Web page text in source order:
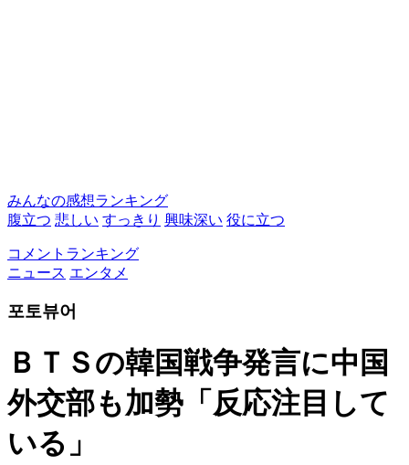
みんなの感想ランキング
腹立つ 悲しい すっきり 興味深い 役に立つ
コメントランキング
ニュース エンタメ
포토뷰어
ＢＴＳの韓国戦争発言に中国
外交部も加勢「反応注目して
いる」